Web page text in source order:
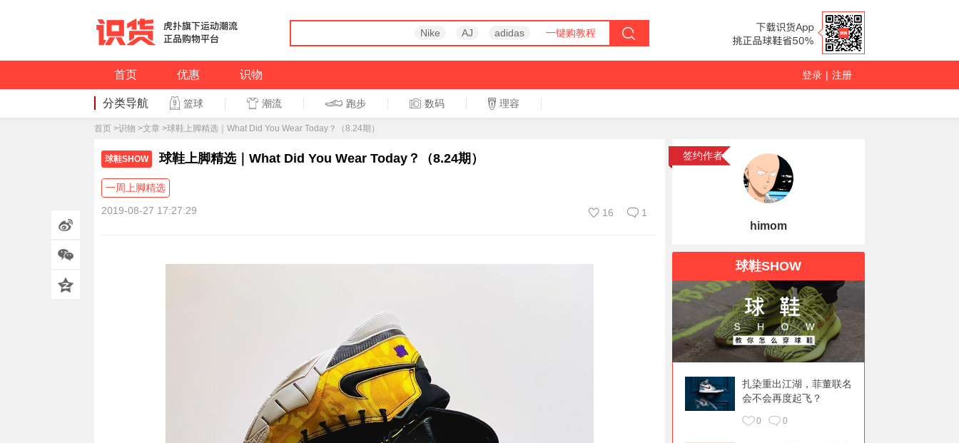
Nike AJ adidas 一键购教程
首页 优惠 识物 登录 | 注册
分类导航 篮球 潮流 跑步 数码 理容
首页 >识物 >文章 >球鞋上脚精选｜What Did You Wear Today？（8.24期）
球鞋SHOW 球鞋上脚精选｜What Did You Wear Today？（8.24期）
一周上脚精选
2019-08-27 17:27:29
16 1
签约作者
himom
球鞋SHOW
扎染重出江湖，菲董联名
会不会再度起飞？
0 0